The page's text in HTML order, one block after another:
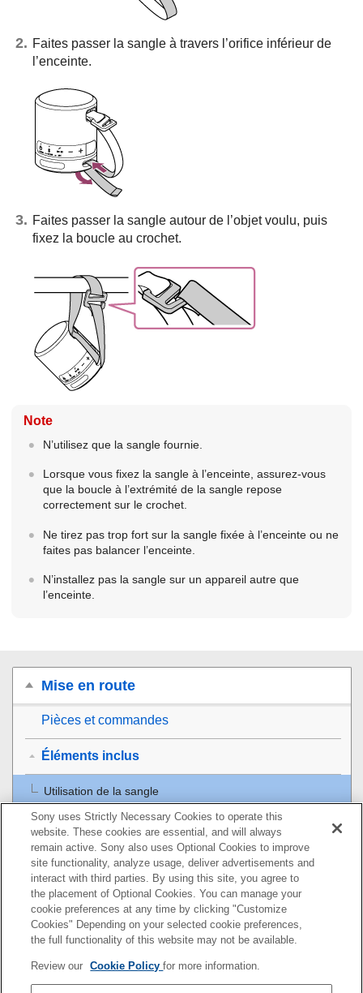
Faites passer la sangle à travers l’orifice inférieur de
l’enceinte.
Faites passer la sangle autour de l’objet voulu, puis
fixez la boucle au crochet.
Note
N’utilisez que la sangle fournie.
Lorsque vous fixez la sangle à l’enceinte, assurez-vous
que la boucle à l’extrémité de la sangle repose
correctement sur le crochet.
Ne tirez pas trop fort sur la sangle fixée à l’enceinte ou ne
faites pas balancer l’enceinte.
N’installez pas la sangle sur un appareil autre que
l’enceinte.
Mise en route
Pièces et commandes
Éléments inclus
Utilisation de la sangle
Source d’alimentation/chargement
Raccordements
Écoute de musique
Appels téléphoniques
Utilisation de la fonction d’assistance vocale
Sony uses Strictly Necessary Cookies to operate this
website. These cookies are essential, and will always
remain active. Sony also uses Optional Cookies to improve
site functionality, analyze usage, deliver advertisements and
interact with third parties. By using this site, you agree to
the placement of Optional Cookies. You can manage your
cookie preferences at any time by clicking "Customize
Cookies" Depending on your selected cookie preferences,
the full functionality of this website may not be available.
Review our Cookie Policyfor more information.